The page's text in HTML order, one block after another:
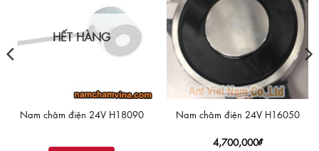
HẾT HÀNG
Nam châm điện 24V H18090 Nam châm điện 24V H16050
4,700,000₫